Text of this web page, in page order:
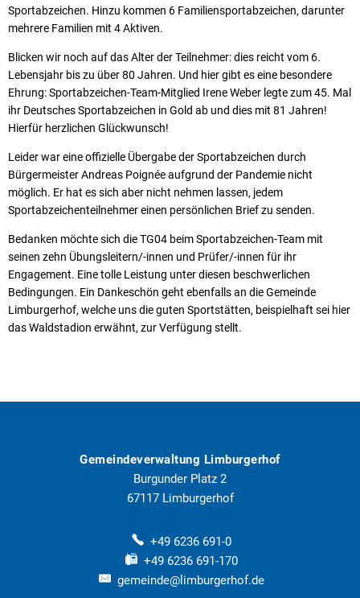
Sportabzeichen. Hinzu kommen 6 Familiensportabzeichen, darunter
mehrere Familien mit 4 Aktiven.
Blicken wir noch auf das Alter der Teilnehmer: dies reicht vom 6.
Lebensjahr bis zu über 80 Jahren. Und hier gibt es eine besondere
Ehrung: Sportabzeichen-Team-Mitglied Irene Weber legte zum 45. Mal
ihr Deutsches Sportabzeichen in Gold ab und dies mit 81 Jahren!
Hierfür herzlichen Glückwunsch!
Leider war eine offizielle Übergabe der Sportabzeichen durch
Bürgermeister Andreas Poignée aufgrund der Pandemie nicht
möglich. Er hat es sich aber nicht nehmen lassen, jedem
Sportabzeichenteilnehmer einen persönlichen Brief zu senden.
Bedanken möchte sich die TG04 beim Sportabzeichen-Team mit
seinen zehn Übungsleitern/-innen und Prüfer/-innen für ihr
Engagement. Eine tolle Leistung unter diesen beschwerlichen
Bedingungen. Ein Dankeschön geht ebenfalls an die Gemeinde
Limburgerhof, welche uns die guten Sportstätten, beispielhaft sei hier
das Waldstadion erwähnt, zur Verfügung stellt.
Gemeindeverwaltung Limburgerhof
Burgunder Platz 2
67117 Limburgerhof
+49 6236 691-0
+49 6236 691-170
gemeinde@limburgerhof.de